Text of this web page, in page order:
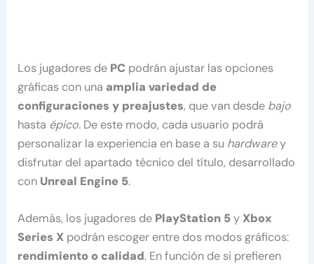
Los jugadores de PC podrán ajustar las opciones
gráficas con una amplia variedad de
configuraciones y preajustes, que van desde bajo
hasta épico. De este modo, cada usuario podrá
personalizar la experiencia en base a su hardwarey
disfrutar del apartado técnico del título, desarrollado
con Unreal Engine 5.
Además, los jugadores de PlayStation 5y Xbox
Series X podrán escoger entre dos modos gráficos:
rendimiento o calidad. En función de si prefieren